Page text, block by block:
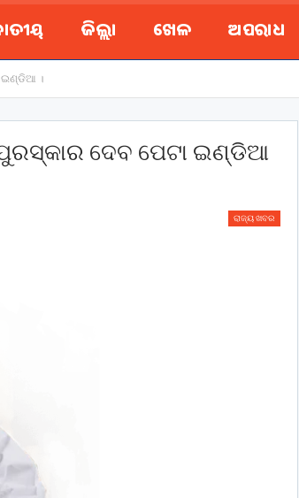
ଜିଲ୍ଲା ଖେଳ ଅପରାଧ
ଇଣ୍ଡିଆ ।
ଦେବ ପେଟା ଇଣ୍ଡିଆ
ରାଜ୍ୟ ଖବର